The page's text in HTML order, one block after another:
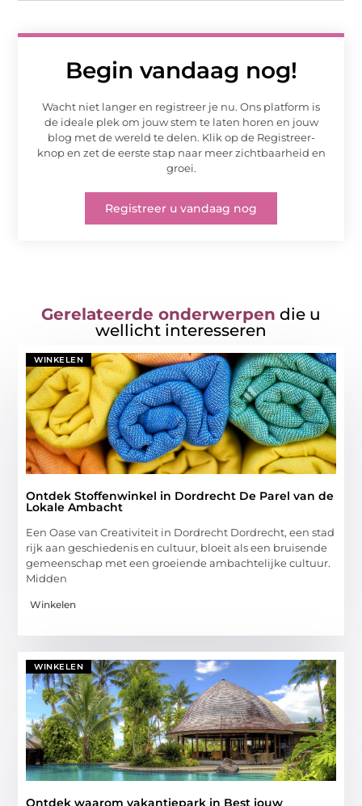
Begin vandaag nog!
Wacht niet langer en registreer je nu. Ons platform is
de ideale plek om jouw stem te laten horen en jouw
blog met de wereld te delen. Klik op de Registreer-
knop en zet de eerste stap naar meer zichtbaarheid en
groei.
Registreer u vandaag nog
Gerelateerde onderwerpen die u
wellicht interesseren
WINKELEN
Ontdek Stoffenwinkel in Dordrecht De Parel van de
Lokale Ambacht
Een Oase van Creativiteit in Dordrecht Dordrecht, een stad
rijk aan geschiedenis en cultuur, bloeit als een bruisende
gemeenschap met een groeiende ambachtelijke cultuur.
Midden
Winkelen
WINKELEN
Ontdek waarom vakantiepark in Best jouw